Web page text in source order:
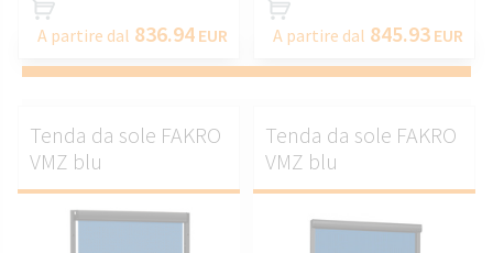
A partire dal 836.94 EUR A partire dal 845.93 EUR
Tenda da sole FAKRO
VMZ blu
Tenda da sole FAKRO
VMZ blu